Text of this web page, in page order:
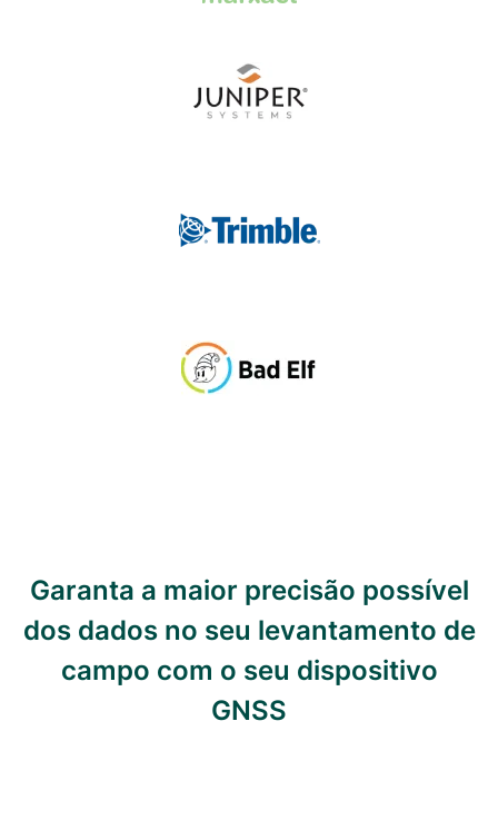
Garanta a maior precisão possível
dos dados no seu levantamento de
campo com o seu dispositivo
GNSS